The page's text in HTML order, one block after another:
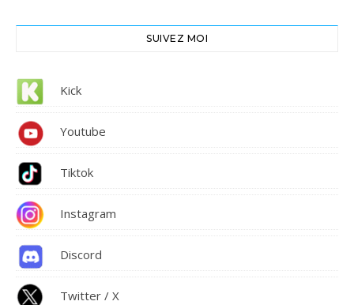
SUIVEZ MOI
Kick
Youtube
Tiktok
Instagram
Discord
Twitter / X